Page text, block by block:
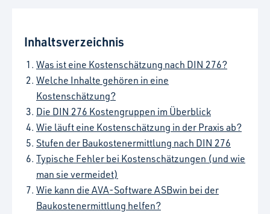
Inhaltsverzeichnis
Was ist eine Kostenschätzung nach DIN 276?
Welche Inhalte gehören in eine
Kostenschätzung?
Die DIN 276 Kostengruppen im Überblick
Wie läuft eine Kostenschätzung in der Praxis ab?
Stufen der Baukostenermittlung nach DIN 276
Typische Fehler bei Kostenschätzungen (und wie
man sie vermeidet)
Wie kann die AVA-Software ASBwin bei der
Baukostenermittlung helfen?